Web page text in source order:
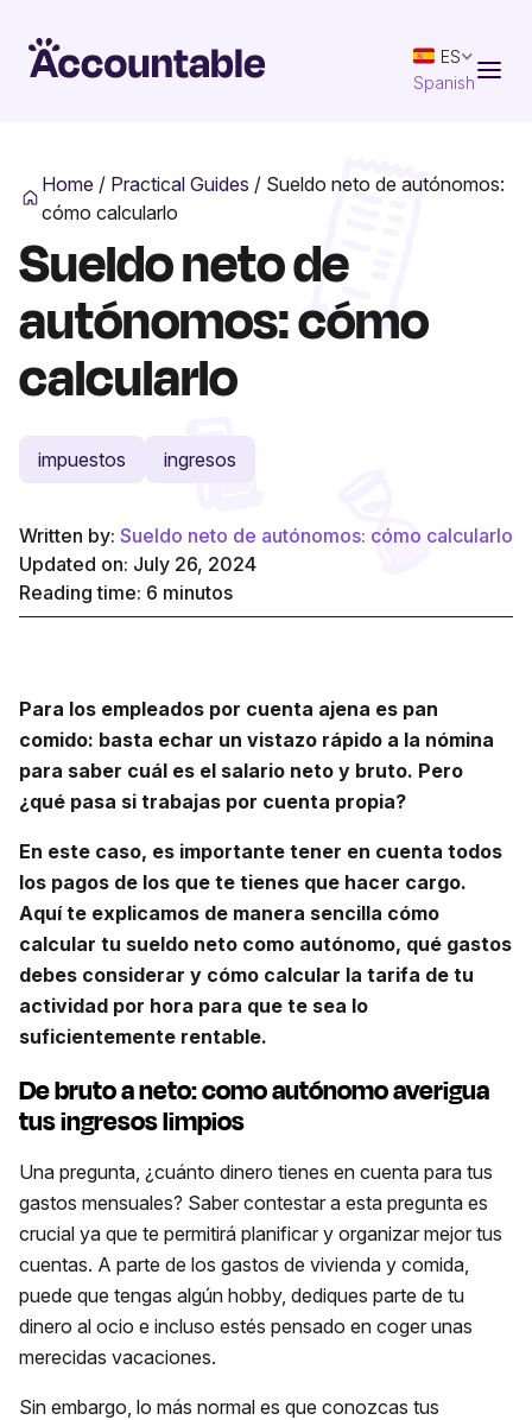
ES
Spanish
Home / Practical Guides / Sueldo neto de autónomos:
cómo calcularlo
Sueldo neto de
autónomos: cómo
calcularlo
impuestos ingresos
Written by: Sueldo neto de autónomos: cómo calcularlo
Updated on: July 26, 2024
Reading time: 6 minutos
Para los empleados por cuenta ajena es pan
comido: basta echar un vistazo rápido a la nómina
para saber cuál es el salario neto y bruto. Pero
¿qué pasa si trabajas por cuenta propia?
En este caso, es importante tener en cuenta todos
los pagos de los que te tienes que hacer cargo.
Aquí te explicamos de manera sencilla cómo
calcular tu sueldo neto como autónomo, qué gastos
debes considerar y cómo calcular la tarifa de tu
actividad por hora para que te sea lo
suficientemente rentable.
De bruto a neto: como autónomo averigua
tus ingresos limpios
Una pregunta, ¿cuánto dinero tienes en cuenta para tus
gastos mensuales? Saber contestar a esta pregunta es
crucial ya que te permitirá planificar y organizar mejor tus
cuentas. A parte de los gastos de vivienda y comida,
puede que tengas algún hobby, dediques parte de tu
dinero al ocio e incluso estés pensado en coger unas
merecidas vacaciones.
Sin embargo, lo más normal es que conozcas tus